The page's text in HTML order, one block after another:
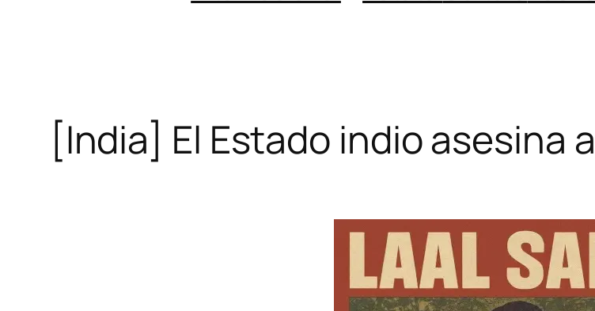
[India] El Estado indio asesina